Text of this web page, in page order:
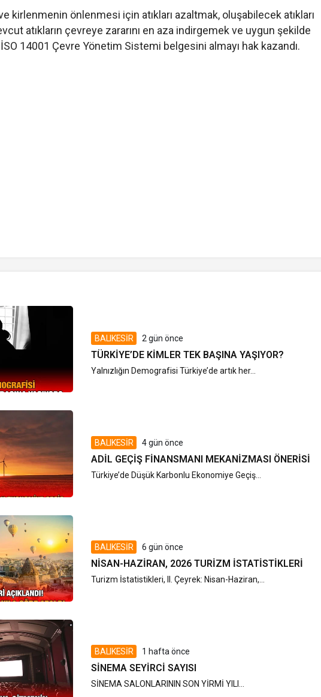
kirlenmenin önlenmesi için atıkları azaltmak, oluşabilecek atıkları
atıkların çevreye zararını en aza indirgemek ve uygun şekilde
14001 Çevre Yönetim Sistemi belgesini almayı hak kazandı.
BALIKESİR 2 gün önce
TÜRKIYE’DE KIMLER TEK BAŞINA YAŞIYOR?
Yalnızlığın Demografisi Türkiye’de artık her...
BALIKESİR 4 gün önce
ADIL GEÇIŞ FINANSMANI MEKANIZMASI ÖNERISI
Türkiye’de Düşük Karbonlu Ekonomiye Geçiş...
BALIKESİR 6 gün önce
NISAN-HAZIRAN, 2026 TURIZM İSTATISTIKLERI
Turizm İstatistikleri, II. Çeyrek: Nisan-Haziran,...
BALIKESİR 1 hafta önce
SINEMA SEYIRCI SAYISI
SİNEMA SALONLARININ SON YİRMİ YILI...